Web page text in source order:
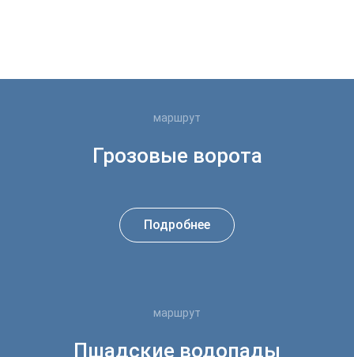
маршрут
Грозовые ворота
Подробнее
маршрут
Пшадские водопады